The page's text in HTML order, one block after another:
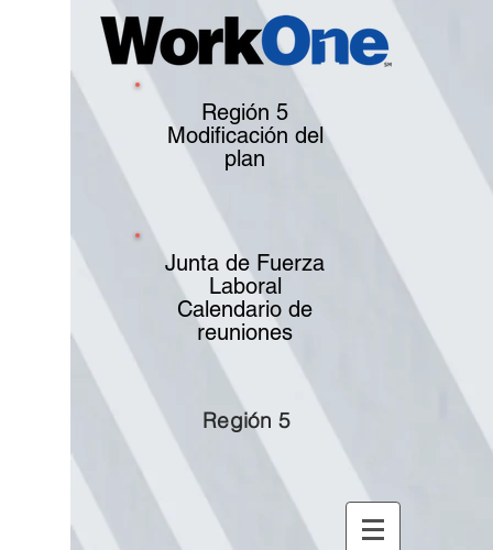
Región 5
Modificación del
plan
Junta de Fuerza
Laboral
Calendario de
reuniones
Región 5